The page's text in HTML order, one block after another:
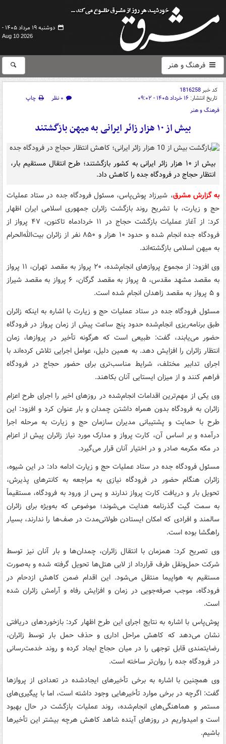
دوشنبه ۱۹ مرداد ۱۴۰۵ -
Aug 10 2026
فرهنگ و هنر
کد خبر1816258
تاریخ انتشار: ۱۶ خرداد ۱۴۰۵ - ۰۹:۰۲ ۰ نظر
چاپ
فرهنگ و هنر
بیش از ۱۰ هزار زائر ایرانی به میهن بازگشتند
بیش از ۱۰ هزار زائر ایرانی به کشور بازگشتند؛ طرح انتقال مستقیم بار،
انتظار حجاج در فرودگاه جده را کاهش داد.
به گزارش مشرق، شیرزاد پوش‌پاس، مسئول فرودگاه جده در ستاد عملیات
حج و زیارت، با تشریح روند بازگشت زائران جمهوری اسلامی ایران اظهار
کرد: از آغاز عملیات بازگشت حجاج در ۱۱ خردادماه تاکنون، ۴۷ پرواز از
فرودگاه جده انجام شده و حدود ۱۰ هزار و ۸۵۰ نفر از زائران بیت‌الله‌الحرام
به میهن اسلامی بازگشته‌اند.
وی افزود: از مجموع پروازهای انجام‌شده، ۲۰ پرواز به مقصد تهران، ۱۱ پرواز
به مقصد مشهد مقدس، ۵ پرواز به مقصد گرگان، ۶ پرواز به مقصد شیراز
و ۵ پرواز به مقصد زاهدان انجام شده است.
مسئول فرودگاه جده در ستاد عملیات حج و زیارت با اشاره به اینکه زائران
طبق برنامه‌ریزی انجام‌شده حدود پنج ساعت پیش از زمان پرواز در فرودگاه
حضور می‌یابند، گفت: طبیعی است که هرگونه تأخیر در پروازها، زمان
انتظار زائران را افزایش دهد. به همین دلیل، عوامل اجرایی تلاش کرده‌اند با
اجرای تدابیر مختلف، شرایط مناسب‌تری برای حضور حجاج در فرودگاه
فراهم کنند و از میزان ایستایی آنان بکاهند.
وی یکی از مهم‌ترین اقدامات انجام‌شده در روزهای اخیر را اجرای طرح اعزام
زائران به فرودگاه بدون همراه داشتن چمدان و بار عنوان کرد و افزود: این
طرح با حمایت و پشتیبانی مدیران سازمان حج و زیارت به مرحله اجرا
درآمده و بر اساس آن، کارت پرواز و مدارک مورد نیاز زائران پیش از اعزام
در مکه مکرمه صادر و در اختیار آنان قرار می‌گیرد.
مسئول فرودگاه جده در ستاد عملیات حج و زیارت ادامه داد: در این شیوه،
زائران هنگام حضور در فرودگاه نیازی به مراجعه به کانترهای پذیرش،
تحویل بار و دریافت کارت پرواز ندارند و پس از ورود به فرودگاه، مستقیماً
به سمت گیت گذرنامه هدایت می‌شوند؛ موضوعی که به‌ویژه برای زائران
سالمند و افرادی که امکان ایستادن طولانی‌مدت در صف‌ها را ندارند، بسیار
راهگشا بوده است.
وی تصریح کرد: همزمان با انتقال زائران، چمدان‌ها و بار آنان نیز توسط
شرکت حمل‌ونقل طرف قرارداد از لابی هتل‌ها تحویل گرفته شده و به‌صورت
مستقیم به هواپیما منتقل می‌شود. این اقدام ضمن کاهش ازدحام در
فرودگاه، موجب صرفه‌جویی در زمان و افزایش رفاه و آرامش زائران شده
است.
پوش‌پاس با اشاره به نتایج اجرای این طرح اظهار کرد: بازخوردهای دریافتی
نشان می‌دهد که کاهش مراحل اداری و حذف حمل بار توسط زائران،
رضایتمندی قابل توجهی را در میان حجاج ایجاد کرده و روند خدمت‌رسانی
در فرودگاه جده را روان‌تر ساخته است.
وی همچنین با اشاره به برخی تأخیرهای ایجادشده در تعدادی از پروازها
گفت: اگرچه در برخی موارد تأخیرهایی وجود داشته است، اما با پیگیری‌های
مستمر و هماهنگی‌های انجام‌شده، روند عملیات بازگشت در حال بهبود
است و امیدواریم در روزهای آینده شاهد کاهش هرچه بیشتر این تأخیرها
باشیم.